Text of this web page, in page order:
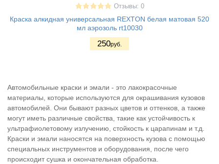
Отзывы: 0
Краска алкидная универсальная REXTON белая матовая 520
мл аэрозоль rt10030
250руб.
Автомобильные краски и эмали - это лакокрасочные
материалы, которые используются для окрашивания кузовов
автомобилей. Они бывают разных цветов и оттенков, а также
могут иметь различные свойства, такие как устойчивость к
ультрафиолетовому излучению, стойкость к царапинам и т.д.
Краски и эмали наносятся на поверхность кузова с помощью
специальных инструментов и оборудования, после чего
происходит сушка и окончательная обработка.